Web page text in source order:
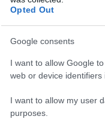
Opted Out
Google consents
I want to allow Google
web or device identifiers
I want to allow my user
purposes.